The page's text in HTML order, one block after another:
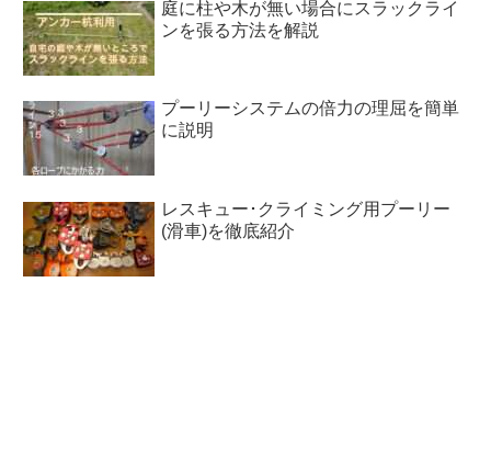
庭に柱や木が無い場合にスラックライ
ンを張る方法を解説
プーリーシステムの倍力の理屈を簡単
に説明
レスキュー･クライミング用プーリー
(滑車)を徹底紹介